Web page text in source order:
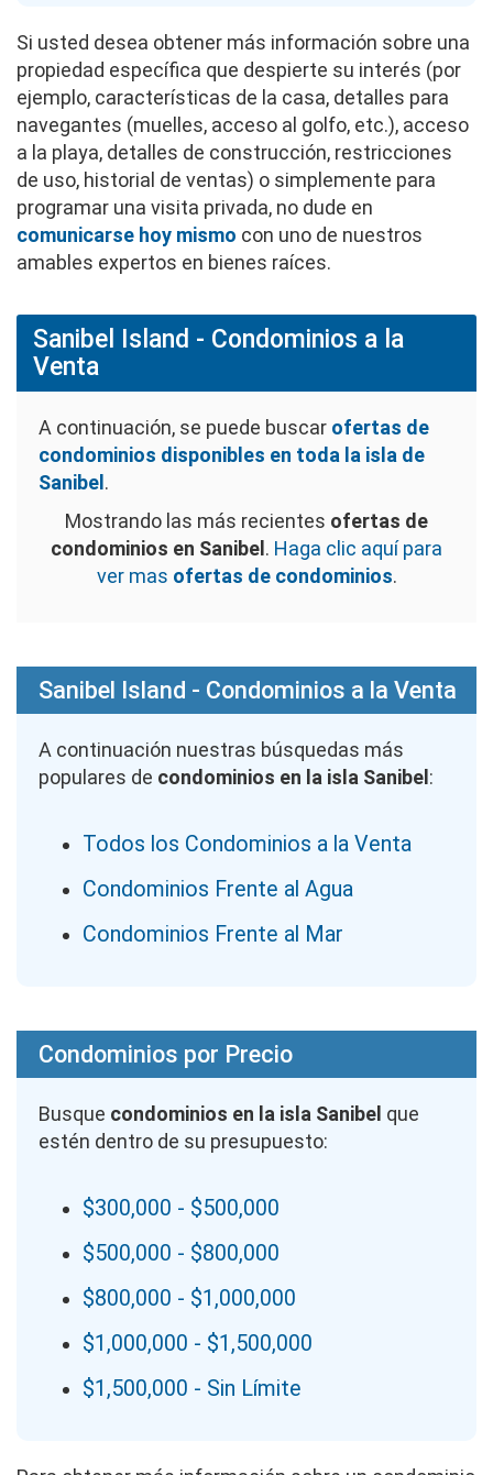
Si usted desea obtener más información sobre una
propiedad específica que despierte su interés (por
ejemplo, características de la casa, detalles para
navegantes (muelles, acceso al golfo, etc.), acceso
a la playa, detalles de construcción, restricciones
de uso, historial de ventas) o simplemente para
programar una visita privada, no dude en
comunicarse hoy mismo con uno de nuestros
amables expertos en bienes raíces.
Sanibel Island - Condominios a la
Venta
A continuación, se puede buscar ofertas de
condominios disponibles en toda la isla de
Sanibel.
Mostrando las más recientes ofertas de
condominios en Sanibel. Haga clic aquí para
ver mas ofertas de condominios.
Sanibel Island - Condominios a la Venta
A continuación nuestras búsquedas más
populares de condominios en la isla Sanibel:
Todos los Condominios a la Venta
Condominios Frente al Agua
Condominios Frente al Mar
Condominios por Precio
Busque condominios en la isla Sanibel que
estén dentro de su presupuesto:
$300,000 - $500,000
$500,000 - $800,000
$800,000 - $1,000,000
$1,000,000 - $1,500,000
$1,500,000 - Sin Límite